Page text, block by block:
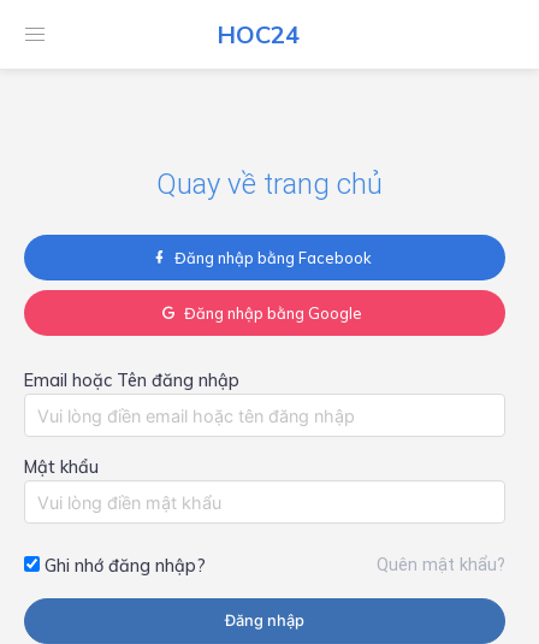
HOC24
HOC24
Quay về trang chủ
Đăng nhập bằng Facebook
Đăng nhập bằng Google
Email hoặc Tên đăng nhập
Mật khẩu
Ghi nhớ đăng nhập? Quên mật khẩu?
Đăng nhập